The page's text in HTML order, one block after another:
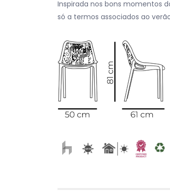
Inspirada nos bons momentos
só a termos associados ao